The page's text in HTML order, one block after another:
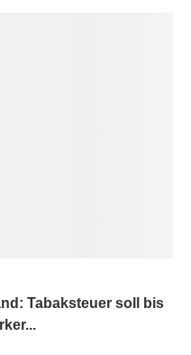
Tabaksteuer soll bis